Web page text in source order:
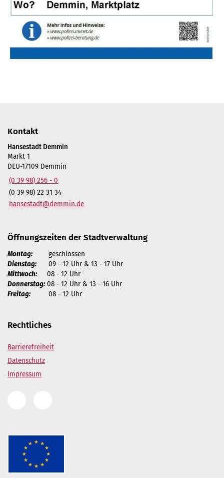
Kontakt
Hansestadt Demmin
Markt 1
DEU-17109 Demmin
(0 39 98) 256 - 0
(0 39 98) 22 31 34
hansestadt@demmin.de
Öffnungszeiten der Stadtverwaltung
Montag: geschlossen
Dienstag: 09 - 12 Uhr & 13 - 17 Uhr
Mittwoch: 08 - 12 Uhr
Donnerstag: 08 - 12 Uhr & 13 - 16 Uhr
Freitag: 08 - 12 Uhr
Rechtliches
Barrierefreiheit
Datenschutz
Impressum